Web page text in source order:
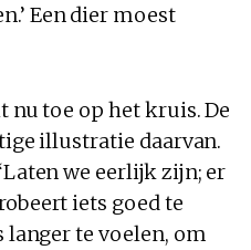
Een dier moest
toe op het kruis. De
illustratie daarvan.
we eerlijk zijn; er
iets goed te
langer te voelen, om